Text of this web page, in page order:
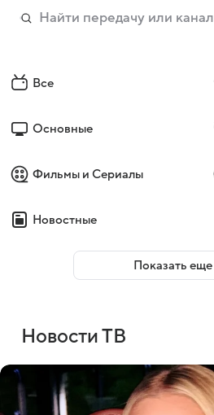
Все
Основные
Фильмы и Сериалы
Новостные
Показать еще
Новости ТВ